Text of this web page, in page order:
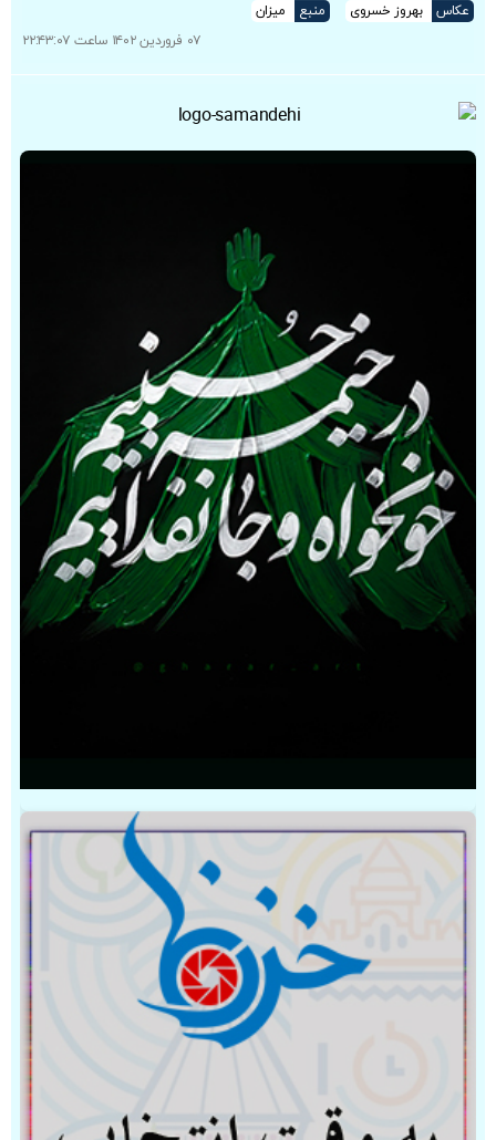
عکاس بهروز خسروی منبع
میزان
۰۷ فروردین ۱۴۰۲ ساعت ۲۲:۴۳:۰۷